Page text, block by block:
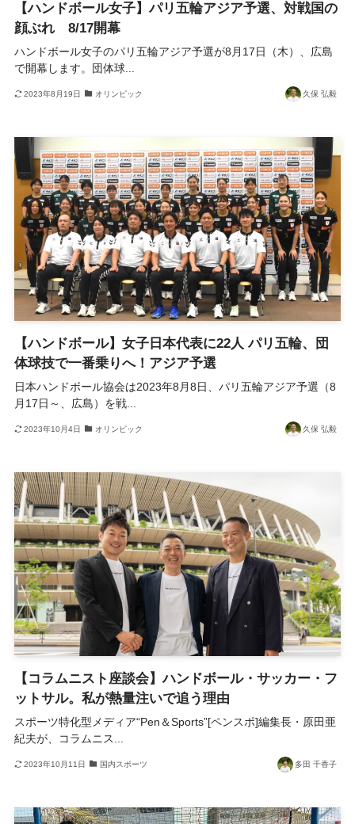
【ハンドボール女子】パリ五輪アジア予選、対戦国の
顔ぶれ 8/17開幕
ハンドボール女子のパリ五輪アジア予選が8月17日（木）、広島
で開幕します。団体球...
2023年8月19日 オリンピック 久保 弘毅
【ハンドボール】女子日本代表に22人 パリ五輪、団
体球技で一番乗りへ！アジア予選
日本ハンドボール協会は2023年8月8日、パリ五輪アジア予選（8
月17日～、広島）を戦...
2023年10月4日 オリンピック 久保 弘毅
【コラムニスト座談会】ハンドボール・サッカー・フ
ットサル。私が熱量注いで追う理由
スポーツ特化型メディア“Pen＆Sports”[ペンスポ]編集長・原田亜
紀夫が、コラムニス...
2023年10月11日 国内スポーツ 多田 千香子